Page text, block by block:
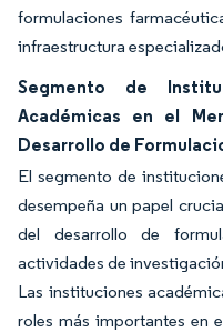
formulaciones
infraestructura
Segmento de
Académicas en el
Desarrollo de
El segmento de
desempeña un papel
del desarrollo de
actividades de
Las instituciones
roles más importantes en